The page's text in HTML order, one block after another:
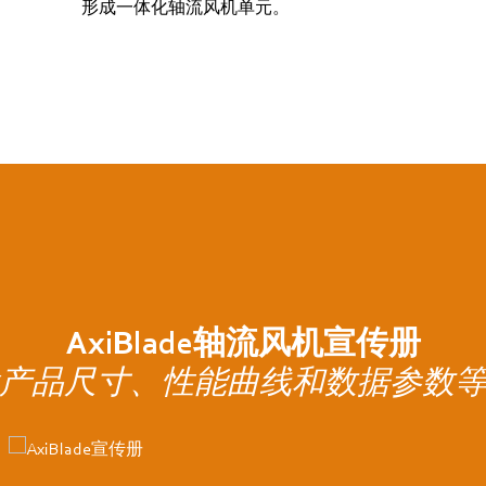
形成一体化轴流风机单元。
AxiBlade轴流风机宣传册
品尺寸、性能曲线和数据参数